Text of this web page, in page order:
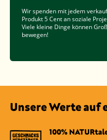
Wir spenden mit jedem
Produkt5 Centan soziale
Viele kleine Dinge können
bewegen!
Unsere Werte auf
100%